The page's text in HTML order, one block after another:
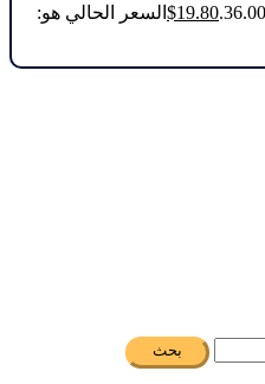
$19.80
السعر الحالي هو:
بحث